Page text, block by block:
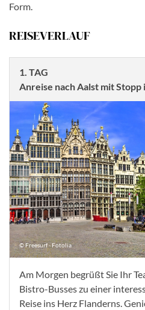
Form.
REISEVERLAUF
1. TAG
Anreise nach Aalst mit
© Freesurf - Fotolia
Am Morgen begrüßt Sie Ihr
Bistro-Busses zu einer
Reise ins Herz Flanderns.